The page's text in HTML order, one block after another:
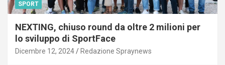
SPORT
NEXTING, chiuso round da oltre 2 milioni per
lo sviluppo di SportFace
Dicembre 12, 2024 Redazione Spraynews